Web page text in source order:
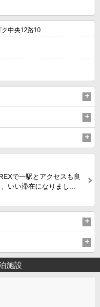
中央12路10
で一駅とアクセスも良
いい滞在になりまし...
施設